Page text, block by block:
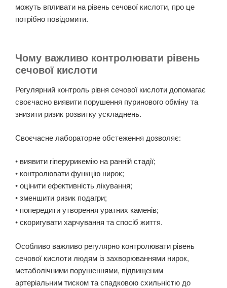
можуть впливати на рівень сечової кислоти, про це
потрібно повідомити.
Чому важливо контролювати рівень
сечової кислоти
Регулярний контроль рівня сечової кислоти допомагає
своєчасно виявити порушення пуринового обміну та
знизити ризик розвитку ускладнень.
Своєчасне лабораторне обстеження дозволяє:
• виявити гіперурикемію на ранній стадії;
• контролювати функцію нирок;
• оцінити ефективність лікування;
• зменшити ризик подагри;
• попередити утворення уратних каменів;
• скоригувати харчування та спосіб життя.
Особливо важливо регулярно контролювати рівень
сечової кислоти людям із захворюваннями нирок,
метаболічними порушеннями, підвищеним
артеріальним тиском та спадковою схильністю до